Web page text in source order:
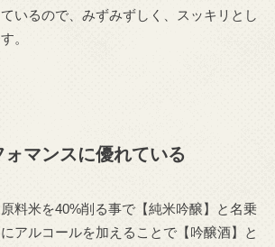
いるので、みずみずしく、スッキリとし
。
マンスに優れている
料米を40%削る事で【純米吟醸】と名乗
アルコールを加えることで【吟醸酒】と